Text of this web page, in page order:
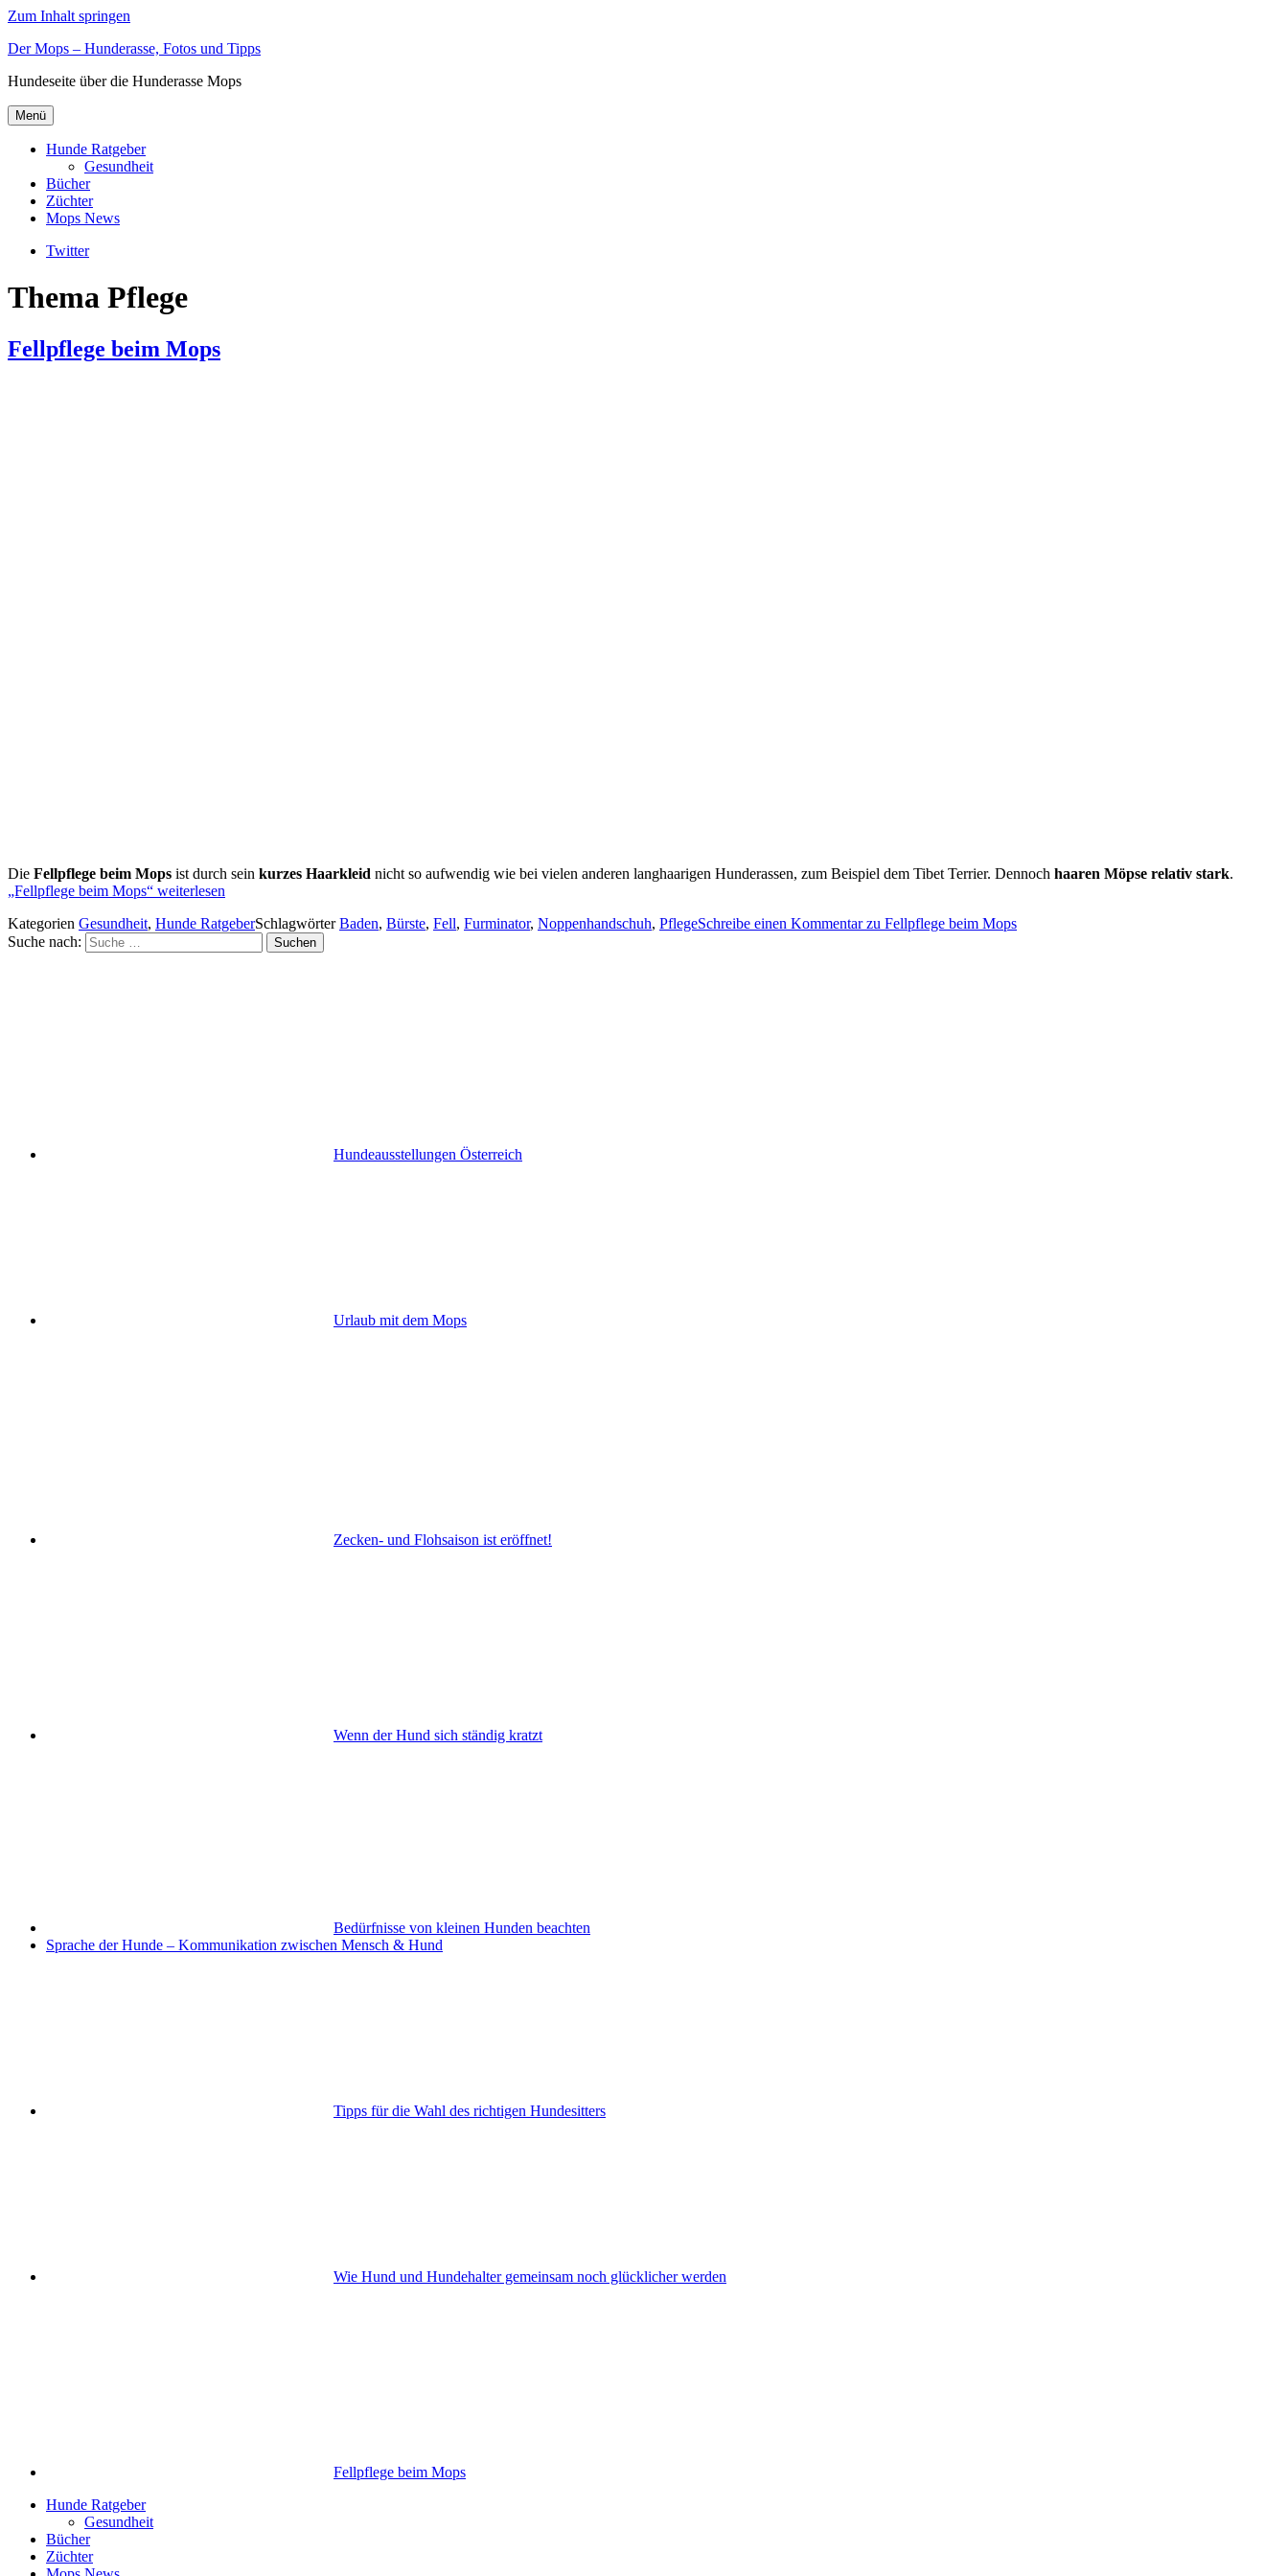
Zum Inhalt springen
Der Mops – Hunderasse, Fotos und Tipps
Hundeseite über die Hunderasse Mops
Menü
Hunde Ratgeber
Gesundheit
Bücher
Züchter
Mops News
Twitter
Thema Pflege
Fellpflege beim Mops
Die Fellpflege beim Mops ist durch sein kurzes Haarkleid nicht so aufwendig wie bei vielen anderen langhaarigen Hunderassen, zum Beispiel dem Tibet Terrier. Dennoch haaren Möpse relativ stark.
„Fellpflege beim Mops“ weiterlesen
Kategorien Gesundheit, Hunde RatgeberSchlagwörterBaden, Bürste, Fell, Furminator, Noppenhandschuh, PflegeSchreibe einen Kommentarzu Fellpflege beim Mops
Suche nach:
Suchen
Hundeausstellungen Österreich
Urlaub mit dem Mops
Zecken- und Flohsaison ist eröffnet!
Wenn der Hund sich ständig kratzt
Bedürfnisse von kleinen Hunden beachten
Sprache der Hunde – Kommunikation zwischen Mensch & Hund
Tipps für die Wahl des richtigen Hundesitters
Wie Hund und Hundehalter gemeinsam noch glücklicher werden
Fellpflege beim Mops
Hunde Ratgeber
Gesundheit
Bücher
Züchter